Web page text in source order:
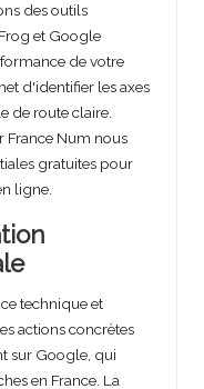
des outils
et Google
de votre
d'identifier les axes
de route claire.
France Num nous
gratuites pour
ligne.
technique et
actions concrètes
sur Google, qui
en France. La